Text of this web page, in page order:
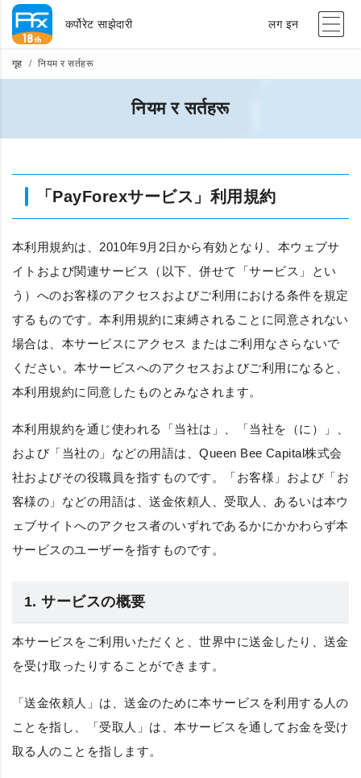
कर्पोरेट साझेदारी लग इन
गृह नियम र सर्तहरू
नियम र सर्तहरू
「PayForexサービス」利用規約
本利用規約は、 2010年9月2日から有効となり、本ウェブサ
イトおよび関連サービス（以下、併せて「サービス」とい
う）へのお客様のアクセスおよびご利用における条件を規定
するものです。本利用規約に束縛されることに同意されない
場合は、本サービスにアクセス またはご利用なさらないで
ください。本サービスへのアクセスおよびご利用になると、
本利用規約に同意したものとみなされます。
本利用規約を通じ使われる 「当社は」 「当社を（に）」
および 「当社の」 などの用語は、Queen Bee Capital株式会
社およびその役職員を指すものです。
「お客様」 および 「お
客様の」 などの用語は、送金依頼人、受取人、あるいは本ウ
ェブサイトへのアクセス者のいずれであるかにかかわらず本
サービスのユーザーを指すものです。
1. サービスの概要
本サービスをご利用いただくと、世界中に送金したり、送金
を受け取ったりすることができます。
「送金依頼人」 は、送金のために本サービスを利用する人の
ことを指し、
「受取人」 は、本サービスを通してお金を受け
取る人のことを指します。